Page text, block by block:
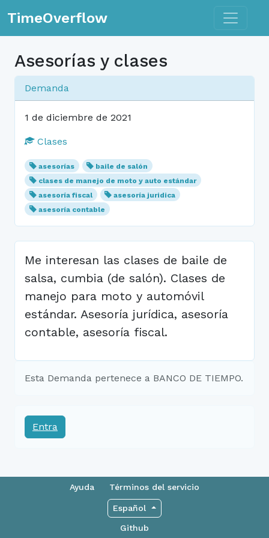
TimeOverflow Toggle
Asesorías y clases
Demanda
1 de diciembre de 2021
Clases
asesorías
baile de salón
clases de manejo de moto y auto estándar
asesoría fiscal
asesoría juridica
asesoría contable
Me interesan las clases de baile de
salsa, cumbia (de salón). Clases de
manejo para moto y automóvil
estándar. Asesoría jurídica, asesoría
contable, asesoría fiscal.
Esta Demanda pertenece a BANCO DE TIEMPO.
Entra
Ayuda Términos del servicio
Español
Github